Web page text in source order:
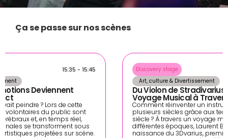
Ça se passe sur nos scènes
15:35 - 15:45
Deviennent
peindre ? Lors de cette
volontaires du public sont
et, en temps réel,
se transforment sous
projetées sur scène.
Discovery stage
Art, culture & Divertissement
Du Violon de Stradivarius
Voyage Musical à
Comment réinventer un
plusieurs siècles grâce aux
siècle ? À travers un voyage
différentes époques, Laurent
naissance du 3Dvarius,